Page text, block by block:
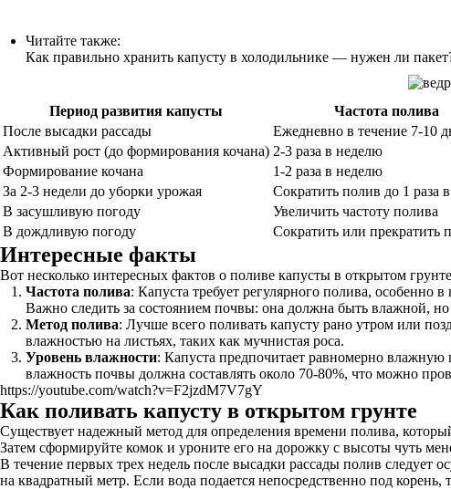
Читайте также:
Как правильно хранить капусту в холодильнике — нужен ли
Период развития капусты Частота полива
После высадки рассады
Ежедневно в течение 7-10
Активный рост (до формирования кочана) 2-3 раза в неделю
Формирование кочана
1-2 раза в неделю
За 2-3 недели до уборки урожая
Сократить полив до 1 раза
В засушливую погоду
Увеличить частоту полива
В дождливую погоду
Сократить или прекратить
Интересные факты
Вот несколько интересных фактов о поливе капусты в открытом
Частота полива: Капуста требует регулярного полива, особенно
Важно следить за состоянием почвы: она должна быть влажной, но
Метод полива: Лучше всего поливать капусту рано утром или
влажностью на листьях, таких как мучнистая роса.
Уровень влажности: Капуста предпочитает равномерно
влажность почвы должна составлять около 70-80%, что можно
https://youtube.com/watch?v=F2jzdM7V7gY
Как поливать капусту в открытом грунте
Существует надежный метод для определения времени полива,
Затем сформируйте комок и уроните его на дорожку с высоты чуть
В течение первых трех недель после высадки рассады полив следует
на квадратный метр. Если вода подается непосредственно под корень,